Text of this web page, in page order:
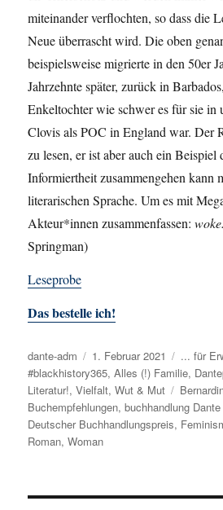
miteinander verflochten, so dass die
Neue überrascht wird. Die oben
beispielsweise migrierte in den 50er
Jahrzehnte später, zurück in
Enkeltochter wie schwer es für sie in
Clovis als POC in England war. Der
zu lesen, er ist aber auch ein
Informiertheit zusammengehen kann
literarischen Sprache. Um es mit
Akteur*innen zusammenfassen:
Springman)
Leseprobe
Das bestelle ich!
Autor
dante-adm
Veröffentlicht
am
1. Februar 2021 ... für
#blackhistory365,Alles (!) Familie,
Literatur!,Vielfalt,Wut & Mut
Buchempfehlungen,buchhandlung
Deutscher Buchhandlungspreis,
Roman,Woman